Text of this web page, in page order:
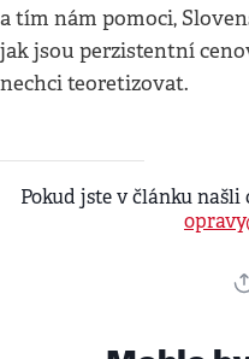
a tím nám pomoci,
jak jsou perzistentní
nechci teoretizovat.
Pokud jste v článku